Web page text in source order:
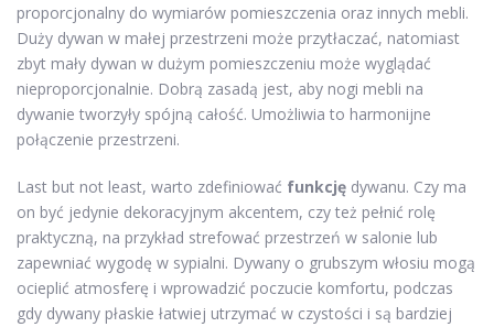
proporcjonalny do wymiarów pomieszczenia oraz innych mebli.
Duży dywan w małej przestrzeni może przytłaczać, natomiast
zbyt mały dywan w dużym pomieszczeniu może wyglądać
nieproporcjonalnie. Dobrą zasadą jest, aby nogi mebli na
dywanie tworzyły spójną całość. Umożliwia to harmonijne
połączenie przestrzeni.
Last but not least, warto zdefiniować funkcję dywanu. Czy ma
on być jedynie dekoracyjnym akcentem, czy też pełnić rolę
praktyczną, na przykład strefować przestrzeń w salonie lub
zapewniać wygodę w sypialni. Dywany o grubszym włosiu mogą
ocieplić atmosferę i wprowadzić poczucie komfortu, podczas
gdy dywany płaskie łatwiej utrzymać w czystości i są bardziej